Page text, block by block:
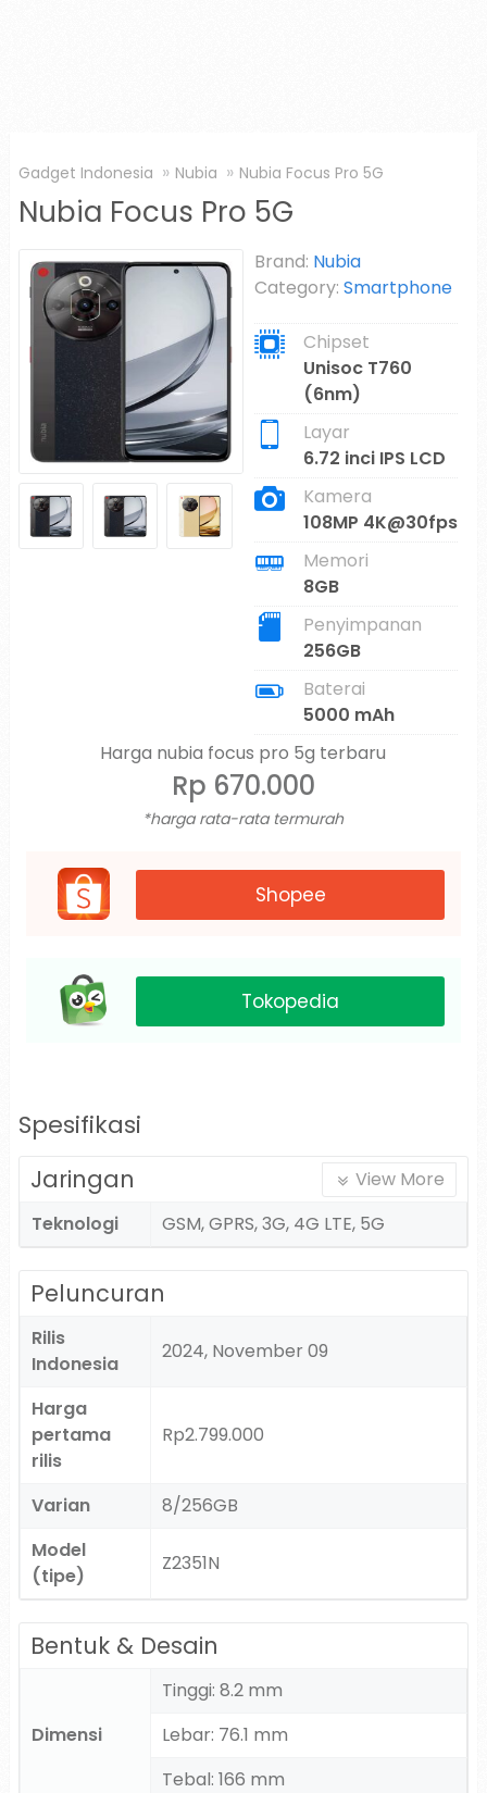
Gadget Indonesia Nubia Nubia Focus Pro 5G
Nubia Focus Pro 5G
Brand: Nubia
Category: Smartphone
Chipset
Unisoc T760
(6nm)
Layar
6.72 inci IPS LCD
Kamera
108MP 4K@30fps
Memori
8GB
Penyimpanan
256GB
Baterai
5000 mAh
Harga nubia focus pro 5g terbaru
Rp 670.000
*harga rata-rata termurah
Shopee
Tokopedia
Spesifikasi
Jaringan
Teknologi GSM, GPRS, 3G, 4G LTE, 5G
View More
Peluncuran
Rilis
Indonesia
2024, November 09
Harga
pertama
rilis
Rp2.799.000
Varian
8/256GB
Model
(tipe)
Z2351N
Bentuk & Desain
Dimensi
Tinggi: 8.2 mm
Lebar: 76.1 mm
Tebal: 166 mm